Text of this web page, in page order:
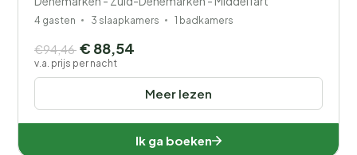
4 gasten 3 slaapkamers 1 badkamers
Meer lezen
€94,46 € 88,54
v.a. prijs per nacht
Ik ga boeken